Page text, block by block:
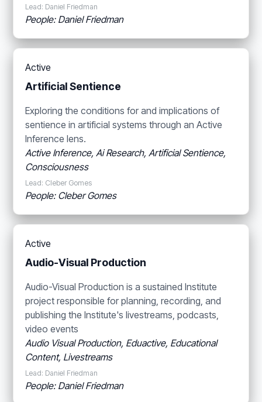
Lead: Daniel Friedman
People: Daniel Friedman
Active
Artificial Sentience
Exploring the conditions for and implications of
sentience in artificial systems through an Active
Inference lens.
Active Inference, Ai Research, Artificial Sentience,
Consciousness
Lead: Cleber Gomes
People: Cleber Gomes
Active
Audio-Visual Production
Audio-Visual Production is a sustained Institute
project responsible for planning, recording, and
publishing the Institute's livestreams, podcasts,
video events
Audio Visual Production, Eduactive, Educational
Content, Livestreams
Lead: Daniel Friedman
People: Daniel Friedman